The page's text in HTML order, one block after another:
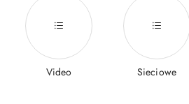
Video Sieciowe